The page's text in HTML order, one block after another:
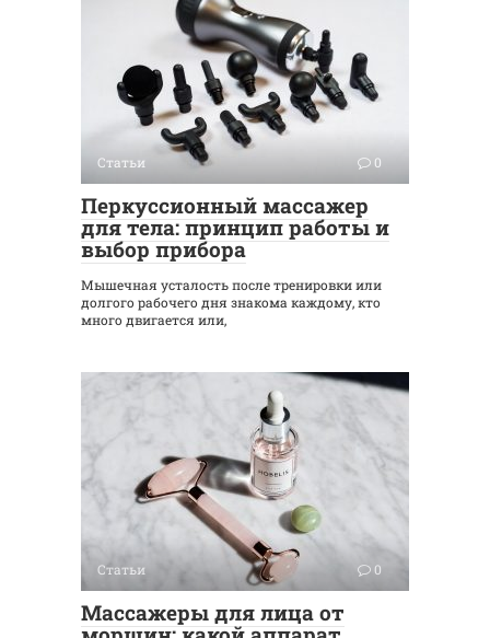
Статьи 0
Перкуссионный массажер
для тела: принцип работы и
выбор прибора
Мышечная усталость после тренировки или
долгого рабочего дня знакома каждому, кто
много двигается или,
Статьи 0
Массажеры для лица от